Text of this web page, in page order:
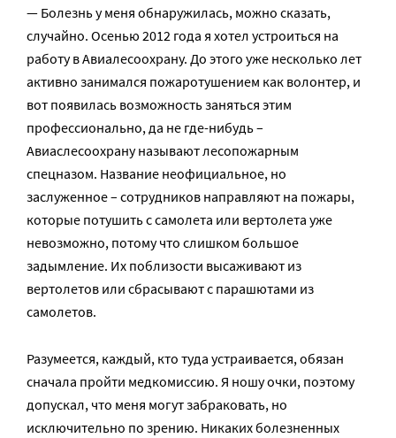
— Болезнь у меня обнаружилась, можно сказать,
случайно. Осенью 2012 года я хотел устроиться на
работу в Авиалесоохрану. До этого уже несколько лет
активно занимался пожаротушением как волонтер, и
вот появилась возможность заняться этим
профессионально, да не где-нибудь –
Авиаслесоохрану называют лесопожарным
спецназом. Название неофициальное, но
заслуженное – сотрудников направляют на пожары,
которые потушить с самолета или вертолета уже
невозможно, потому что слишком большое
задымление. Их поблизости высаживают из
вертолетов или сбрасывают с парашютами из
самолетов.
Разумеется, каждый, кто туда устраивается, обязан
сначала пройти медкомиссию. Я ношу очки, поэтому
допускал, что меня могут забраковать, но
исключительно по зрению. Никаких болезненных